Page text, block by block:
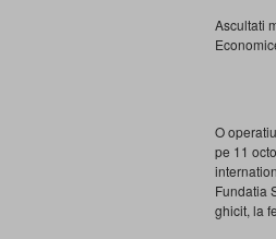
Ascultati
O
pe 11
Fundatia
ghicit, la